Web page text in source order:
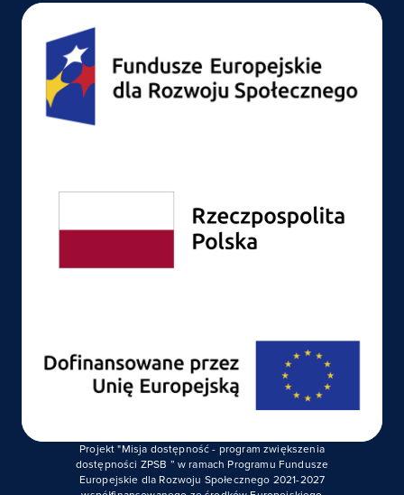
Projekt "Misja dostępność - program zwiększenia
dostępności ZPSB ” w ramach Programu Fundusze
Europejskie dla Rozwoju Społecznego 2021-2027